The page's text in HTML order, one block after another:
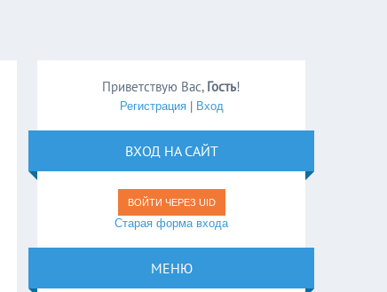
Приветствую Вас, Гость!
Регистрация| Вход
ВХОД НА САЙТ
ВОЙТИ ЧЕРЕЗ UID
Старая форма входа
МЕНЮ